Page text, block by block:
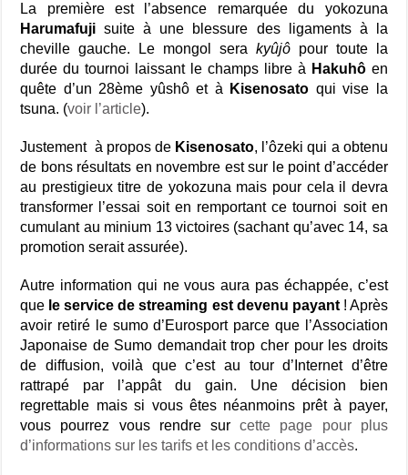
La première est l’absence remarquée du yokozuna
Harumafuji suite à une blessure des ligaments à la
cheville gauche. Le mongol sera kyûjôpour toute la
durée du tournoi laissant le champs libre à Hakuhôen
quête d’un 28ème yûshô et à
Kisenosato qui vise la
tsuna. (voir l’article).
Justement à propos de Kisenosato, l’ôzeki qui a obtenu
de bons résultats en novembre est sur le point d’accéder
au prestigieux titre de yokozuna mais pour cela il devra
transformer l’essai soit en remportant ce tournoi soit en
cumulant au minium 13 victoires (sachant qu’avec 14, sa
promotion serait assurée).
Autre information qui ne vous aura pas échappée, c’est
que le service de streaming est devenu payant ! Après
avoir retiré le sumo d’Eurosport parce que l’Association
Japonaise de Sumo demandait trop cher pour les droits
de diffusion, voilà que c’est au tour d’Internet d’être
rattrapé par l’appât du gain. Une décision bien
regrettable mais si vous êtes néanmoins prêt à payer,
vous pourrez vous rendre sur cette page pour plus
d’informations sur les tarifs et les conditions d’accès.